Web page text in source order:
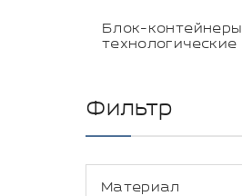
Блок-контейнеры
технологические
Фильтр
Материал